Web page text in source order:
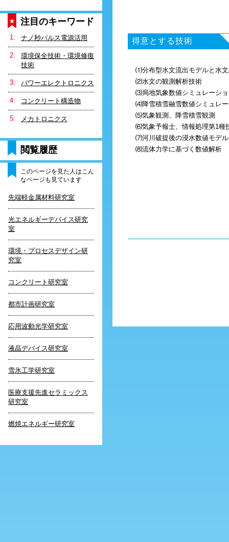
注目のキーワード
ナノ秒パルス電源活用
環境保全技術・環境修復
技術
パワーエレクトロニクス
コンクリート構造物
メカトロニクス
閲覧履歴
このページを見た人はこん
なページも見ています
先端軽金属材料研究室
光エネルギーデバイス研究
室
環境・プロセスデザイン研
究室
コンクリート研究室
都市計画研究室
応用波動光学研究室
液晶デバイス研究室
雪氷工学研究室
医療支援先進セラミックス
研究室
燃焼エネルギー研究室
得意とする技術
⑴分布型水文流出モデルと水
⑵水文の観測解析技術
⑶局地気象数値シミュレーシ
⑷降雪積雪融雪数値シミュレ
⑸気象観測、降雪積雪観測
⑹気象予報士、情報処理第1種
⑺河川破提後の浸水数値モデル
⑻流体力学に基づく数値解析